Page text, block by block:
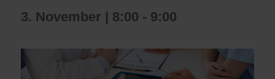
3. November | 8:00 - 9:00